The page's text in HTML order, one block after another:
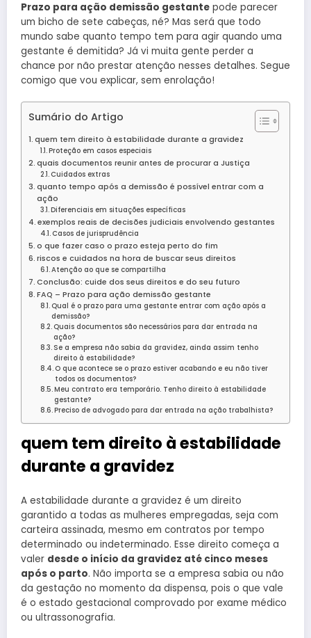
Prazo para ação demissão gestante pode parecer
um bicho de sete cabeças, né? Mas será que todo
mundo sabe quanto tempo tem para agir quando uma
gestante é demitida? Já vi muita gente perder a
chance por não prestar atenção nesses detalhes. Segue
comigo que vou explicar, sem enrolação!
Sumário do Artigo
quem tem direito à estabilidade durante a gravidez
Proteção em casos especiais
quais documentos reunir antes de procurar a Justiça
Cuidados extras
quanto tempo após a demissão é possível entrar com a
ação
Diferenciais em situações específicas
exemplos reais de decisões judiciais envolvendo gestantes
Casos de jurisprudência
o que fazer caso o prazo esteja perto do fim
riscos e cuidados na hora de buscar seus direitos
Atenção ao que se compartilha
Conclusão: cuide dos seus direitos e do seu futuro
FAQ – Prazo para ação demissão gestante
Qual é o prazo para uma gestante entrar com ação após a
demissão?
Quais documentos são necessários para dar entrada na
ação?
Se a empresa não sabia da gravidez, ainda assim tenho
direito à estabilidade?
O que acontece se o prazo estiver acabando e eu não tiver
todos os documentos?
Meu contrato era temporário. Tenho direito à estabilidade
gestante?
Preciso de advogado para dar entrada na ação trabalhista?
quem tem direito à estabilidade
durante a gravidez
A estabilidade durante a gravidez é um direito
garantido a todas as mulheres empregadas, seja com
carteira assinada, mesmo em contratos por tempo
determinado ou indeterminado. Esse direito começa a
valer desde o início da gravidez até cinco meses
após o parto. Não importa se a empresa sabia ou não
da gestação no momento da dispensa, pois o que vale
é o estado gestacional comprovado por exame médico
ou ultrassonografia.